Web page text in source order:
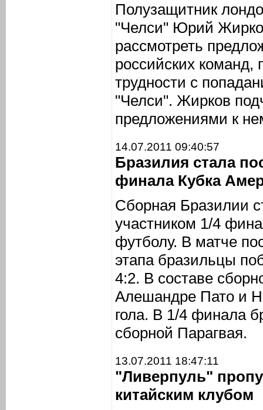
Полузащитник
"Челси" Юрий
рассмотреть
российских команд,
трудности с
"Челси". Жирков
предложениями к
14.07.2011 09:40:57
Бразилия стала
финала Кубка
Сборная Бразилии
участником 1/4
футболу. В матче
этапа бразильцы
4:2. В составе
Алешандре Пато и
гола. В 1/4 финала
сборной Парагвая.
13.07.2011 18:47:11
"Ливерпуль"
китайским клубом